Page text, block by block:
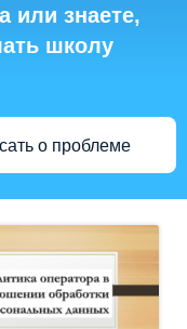
или знаете,
школу
о проблеме